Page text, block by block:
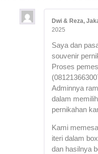
Dwi & Reza,
2025
Saya dan
souvenir
Proses
Adminnya
dalam
pernikahan
Kami
iteri dalam
dan hasilnya